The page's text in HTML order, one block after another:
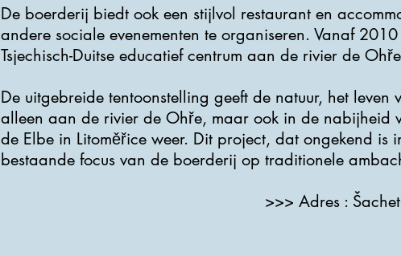
De boerderij biedt ook een stijlvol restaurant en
andere sociale evenementen te organiseren. Vanaf
Tsjechisch-Duitse educatief centrum aan de rivier de
De uitgebreide tentoonstelling geeft de natuur, het leven
alleen aan de rivier de Ohře, maar ook in de nabijheid
de Elbe in Litoměřice weer. Dit project, dat ongekend is
bestaande focus van de boerderij op traditionele
>>> Adres :